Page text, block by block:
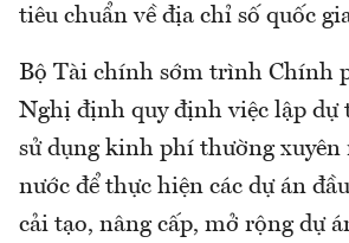
tiêu chuẩn về địa chỉ số quốc
Bộ Tài chính sớm trình Chính
Nghị định quy định việc lập dự
sử dụng kinh phí thường xuyên
nước để thực hiện các dự án
cải tạo, nâng cấp, mở rộng dự